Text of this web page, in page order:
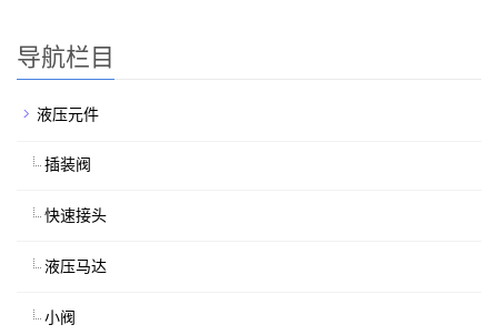
导航栏目
液压元件
插装阀
快速接头
液压马达
小阀